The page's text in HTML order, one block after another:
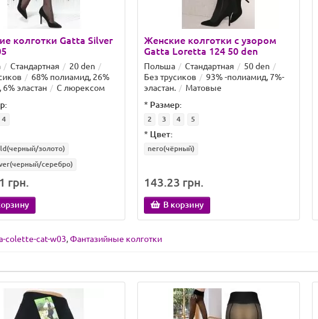
колготки Gatta Silver
Стандартная
20 den
68% полиамид, 26%
эластан
С люрексом
4
золото)
серебро)
грн.
Женские колготки с узором
Gatta Loretta 124 50 den
Польша Стандартная
50 den
Без трусиков
93% -полиамид, 7%-
эластан.
Матовые
* Размер:
2 3 4 5
* Цвет:
nero(чёрный)
143.23 грн.
В корзину
colette-cat-w03,Фантазийные колготки